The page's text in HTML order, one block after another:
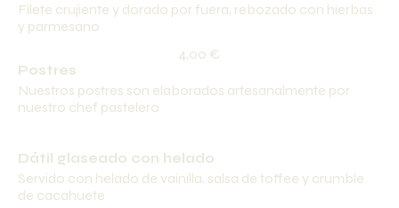
Filete crujiente y dorado por fuera, rebozado con hierbas
y parmesano
4,00 €
Postres
Nuestros postres son elaborados artesanalmente por
nuestro chef pastelero
Dátil glaseado con helado
Servido con helado de vainilla, salsa de toffee y crumble
de cacahuete